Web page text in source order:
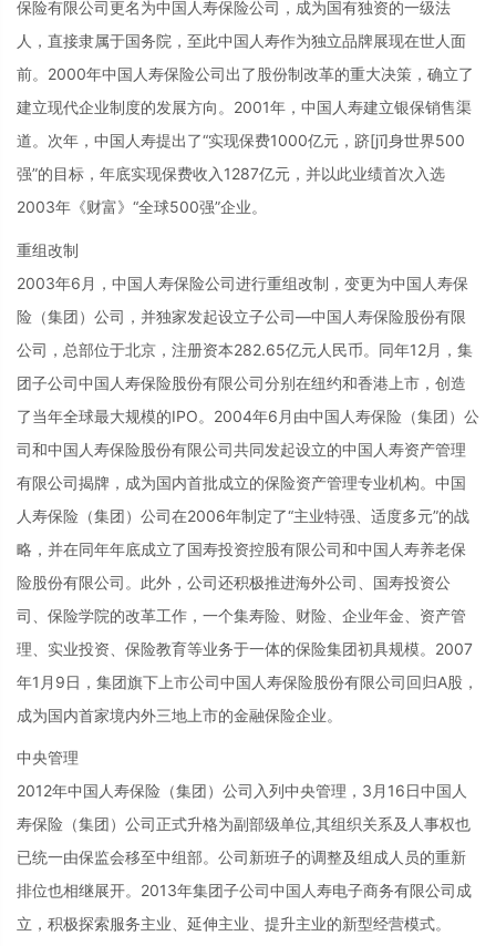
保险有限公司更名为中国人寿保险公司，成为国有独资的一级法
人，直接隶属于国务院，至此中国人寿作为独立品牌展现在世人面
前。2000年中国人寿保险公司出了股份制改革的重大决策，确立了
建立现代企业制度的发展方向。2001年，中国人寿建立银保销售渠
道。次年，中国人寿提出了“实现保费1000亿元，跻[jī]身世界500
强”的目标，年底实现保费收入1287亿元，并以此业绩首次入选
2003年《财富》“全球500强”企业。
重组改制
2003年6月，中国人寿保险公司进行重组改制，变更为中国人寿保
险（集团）公司，并独家发起设立子公司—中国人寿保险股份有限
公司，总部位于北京，注册资本282.65亿元人民币。同年12月，集
团子公司中国人寿保险股份有限公司分别在纽约和香港上市，创造
了当年全球最大规模的IPO。2004年6月由中国人寿保险（集团）公
司和中国人寿保险股份有限公司共同发起设立的中国人寿资产管理
有限公司揭牌，成为国内首批成立的保险资产管理专业机构。中国
人寿保险（集团）公司在2006年制定了“主业特强、适度多元”的战
略，并在同年年底成立了国寿投资控股有限公司和中国人寿养老保
险股份有限公司。此外，公司还积极推进海外公司、国寿投资公
司、保险学院的改革工作，一个集寿险、财险、企业年金、资产管
理、实业投资、保险教育等业务于一体的保险集团初具规模。2007
年1月9日，集团旗下上市公司中国人寿保险股份有限公司回归A股，
成为国内首家境内外三地上市的金融保险企业。
中央管理
2012年中国人寿保险（集团）公司入列中央管理，3月16日中国人
寿保险（集团）公司正式升格为副部级单位,其组织关系及人事权也
已统一由保监会移至中组部。公司新班子的调整及组成人员的重新
排位也相继展开。2013年集团子公司中国人寿电子商务有限公司成
立，积极探索服务主业、延伸主业、提升主业的新型经营模式。